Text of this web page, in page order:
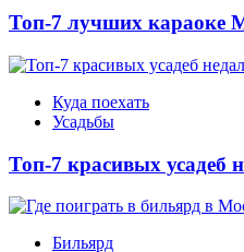
Топ-7 лучших караоке
Куда поехать
Усадьбы
Топ-7 красивых усадеб
Бильярд